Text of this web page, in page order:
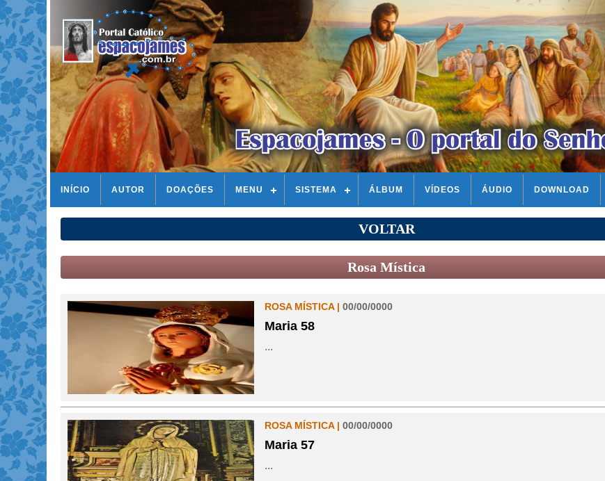
INÍCIO AUTOR DOAÇÕES MENU SISTEMA ÁLBUM VÍDEOS ÁUDIO DOWNLOAD
VOLTAR
Rosa Mística
ROSA MÍSTICA | 00/00/0000
Maria 58
...
ROSA MÍSTICA | 00/00/0000
Maria 57
...